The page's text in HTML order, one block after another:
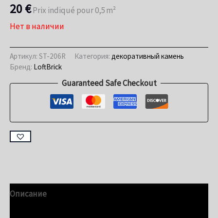
20€Prix indiqué pour 0,5 m²
Нет в наличии
Артикул: ST-206R Категория: декоративный камень
Бренд: LoftBrick
Guaranteed Safe Checkout
Описание